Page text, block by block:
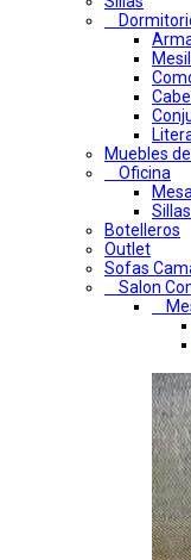
Muebles
Oficina
Botelleros
Outlet
Sofas
Salon